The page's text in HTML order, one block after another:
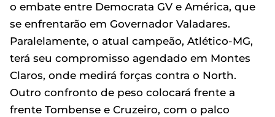
o embate entre Democrata GV e América, que
se enfrentarão em Governador Valadares.
Paralelamente, o atual campeão, Atlético-MG,
terá seu compromisso agendado em Montes
Claros, onde medirá forças contra o North.
Outro confronto de peso colocará frente a
frente Tombense e Cruzeiro, com o palco